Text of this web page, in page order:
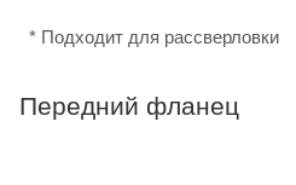
* Подходит для рассверловки
Передний фланец